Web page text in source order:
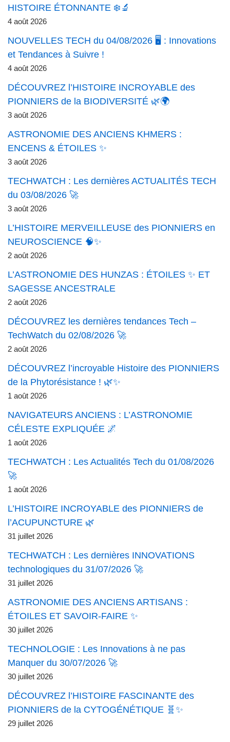
HISTOIRE ÉTONNANTE ❄️🔬
4 août 2026
NOUVELLES TECH du 04/08/2026 🖥️ : Innovations
et Tendances à Suivre !
4 août 2026
DÉCOUVREZ l’HISTOIRE INCROYABLE des
PIONNIERS de la BIODIVERSITÉ 🌿🌍
3 août 2026
ASTRONOMIE DES ANCIENS KHMERS :
ENCENS & ÉTOILES ✨
3 août 2026
TECHWATCH : Les dernières ACTUALITÉS TECH
du 03/08/2026 🚀
3 août 2026
L’HISTOIRE MERVEILLEUSE des PIONNIERS en
NEUROSCIENCE 🧠✨
2 août 2026
L’ASTRONOMIE DES HUNZAS : ÉTOILES ✨ ET
SAGESSE ANCESTRALE
2 août 2026
DÉCOUVREZ les dernières tendances Tech –
TechWatch du 02/08/2026 🚀
2 août 2026
DÉCOUVREZ l’incroyable Histoire des PIONNIERS
de la Phytorésistance ! 🌿✨
1 août 2026
NAVIGATEURS ANCIENS : L’ASTRONOMIE
CÉLESTE EXPLIQUÉE 🌌
1 août 2026
TECHWATCH : Les Actualités Tech du 01/08/2026
🚀
1 août 2026
L’HISTOIRE INCROYABLE des PIONNIERS de
l’ACUPUNCTURE 🌿
31 juillet 2026
TECHWATCH : Les dernières INNOVATIONS
technologiques du 31/07/2026 🚀
31 juillet 2026
ASTRONOMIE DES ANCIENS ARTISANS :
ÉTOILES ET SAVOIR-FAIRE ✨
30 juillet 2026
TECHNOLOGIE : Les Innovations à ne pas
Manquer du 30/07/2026 🚀
30 juillet 2026
DÉCOUVREZ l’HISTOIRE FASCINANTE des
PIONNIERS de la CYTOGÉNÉTIQUE 🧬✨
29 juillet 2026